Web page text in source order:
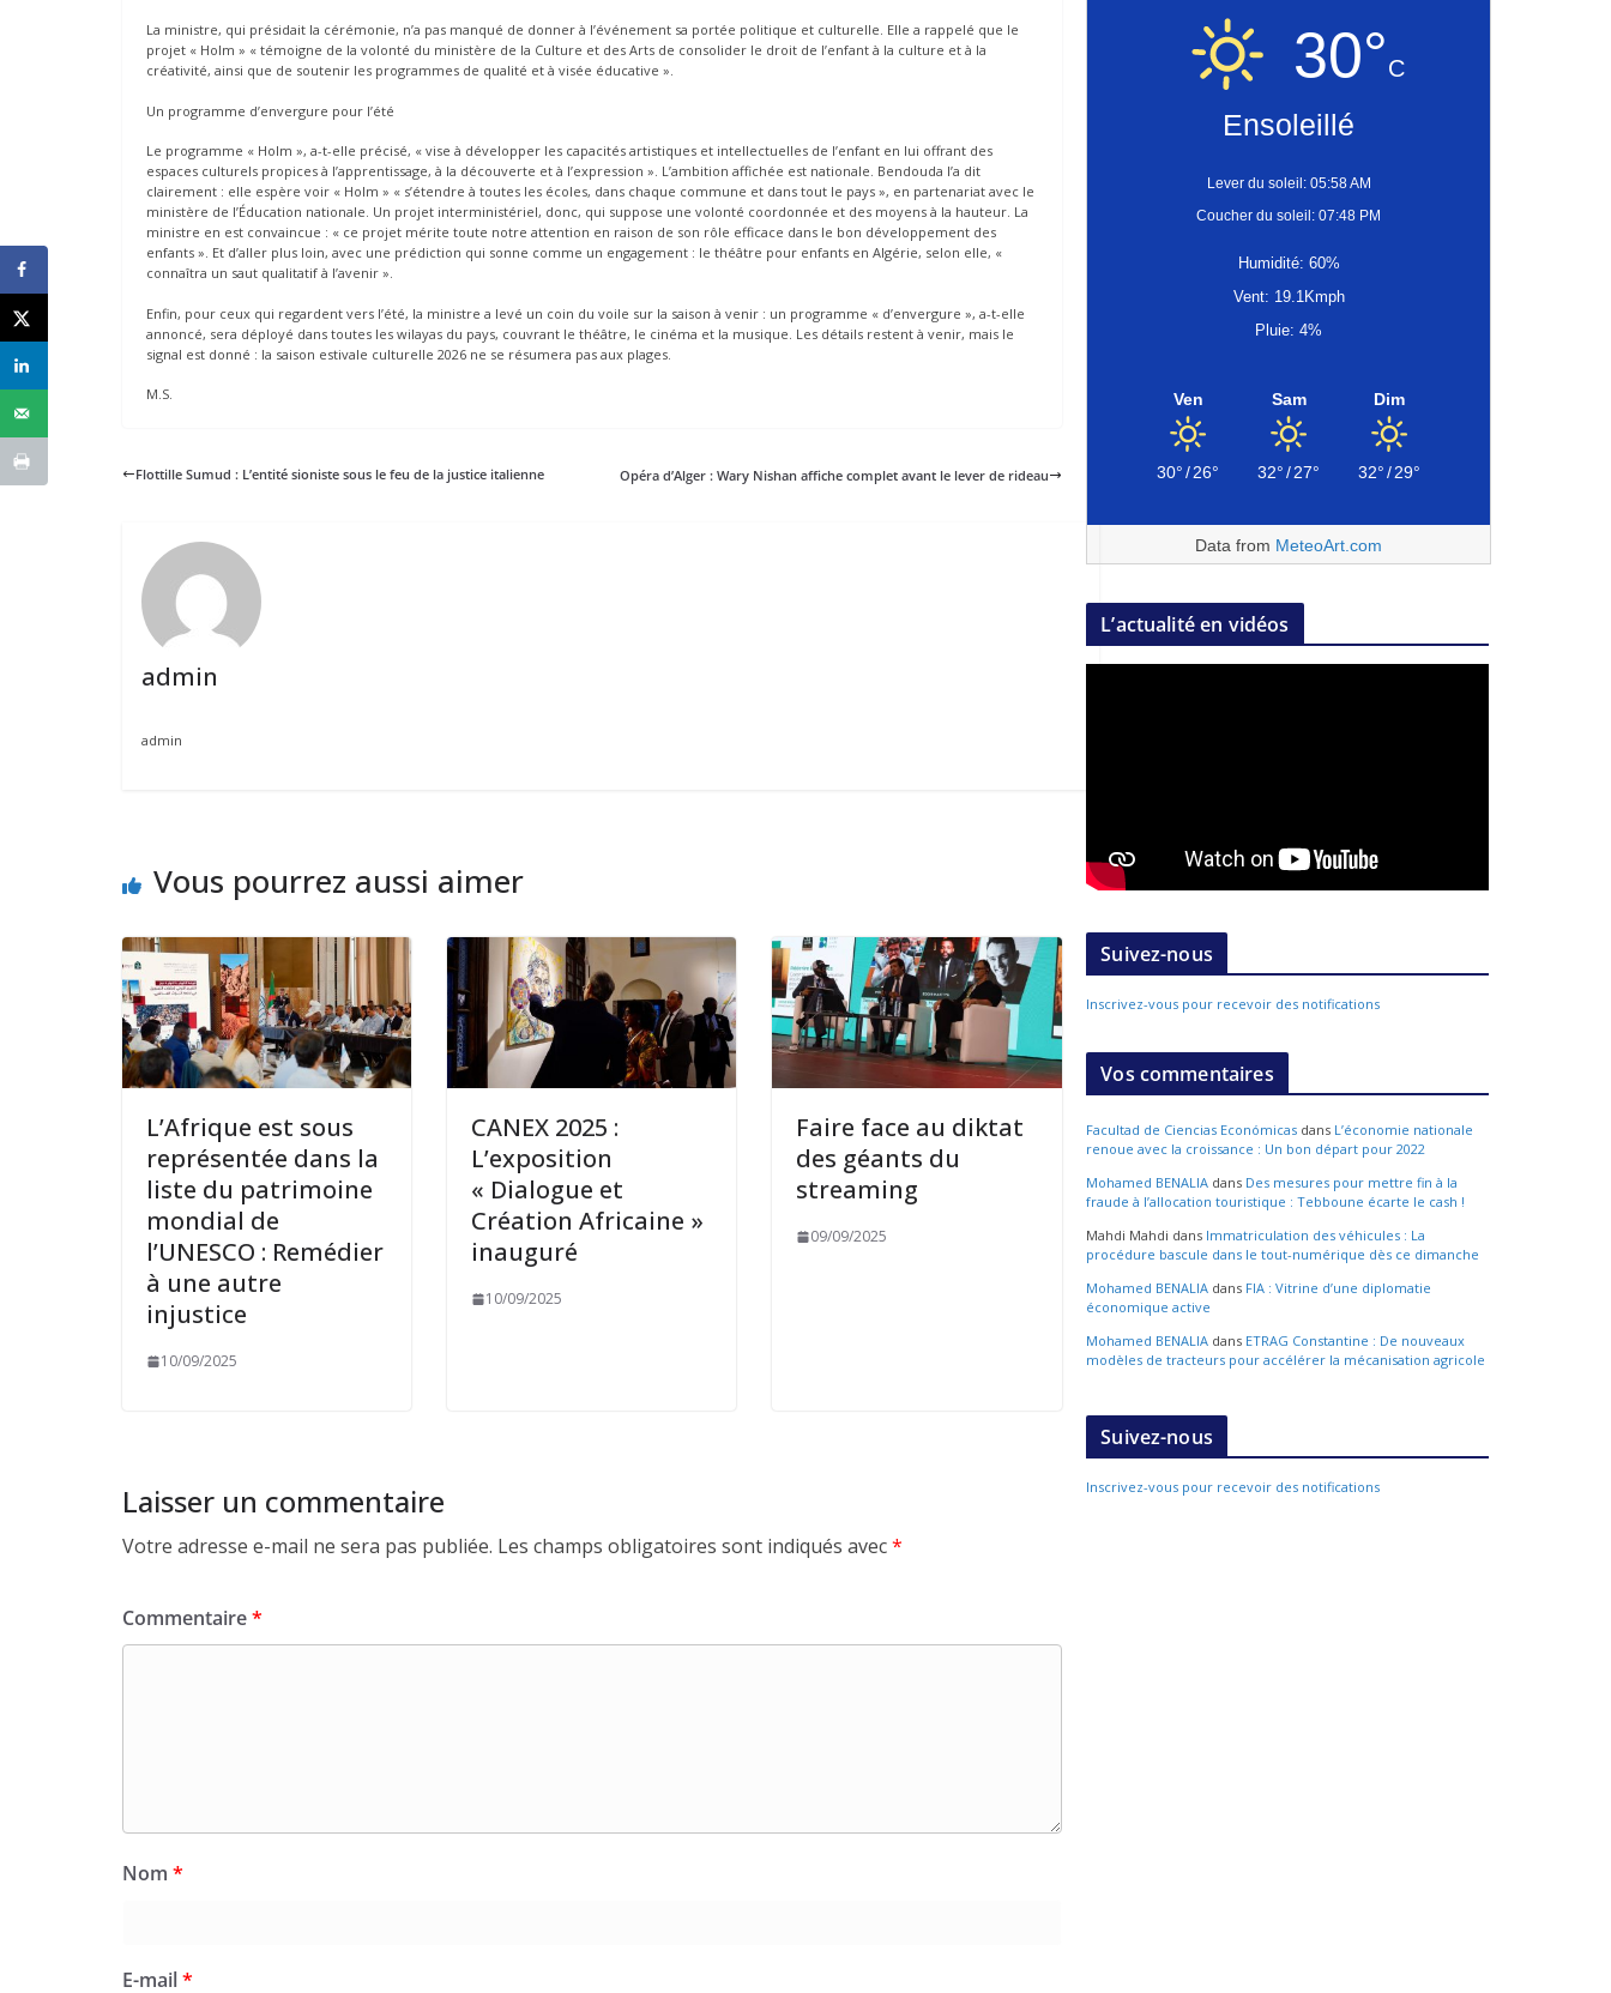
La ministre, qui présidait la cérémonie, n’a pas manqué de donner à l’événement sa portée politique et culturelle. Elle a rappelé que le
projet « Holm » « témoigne de la volonté du ministère de la Culture et des Arts de consolider le droit de l’enfant à la culture et à la
créativité, ainsi que de soutenir les programmes de qualité et à visée éducative ».
Un programme d’envergure pour l’été
Le programme « Holm », a-t-elle précisé, « vise à développer les capacités artistiques et intellectuelles de l’enfant en lui offrant des
espaces culturels propices à l’apprentissage, à la découverte et à l’expression ». L’ambition affichée est nationale. Bendouda l’a dit
clairement : elle espère voir « Holm » « s’étendre à toutes les écoles, dans chaque commune et dans tout le pays », en partenariat avec le
ministère de l’Éducation nationale. Un projet interministériel, donc, qui suppose une volonté coordonnée et des moyens à la hauteur. La
ministre en est convaincue : « ce projet mérite toute notre attention en raison de son rôle efficace dans le bon développement des
enfants ». Et d’aller plus loin, avec une prédiction qui sonne comme un engagement : le théâtre pour enfants en Algérie, selon elle, «
connaîtra un saut qualitatif à l’avenir ».
Enfin, pour ceux qui regardent vers l’été, la ministre a levé un coin du voile sur la saison à venir : un programme « d’envergure », a-t-elle
annoncé, sera déployé dans toutes les wilayas du pays, couvrant le théâtre, le cinéma et la musique. Les détails restent à venir, mais le
signal est donné : la saison estivale culturelle 2026 ne se résumera pas aux plages.
M.S.
Flottille Sumud : L’entité sioniste sous le feu de la justice italienne Opéra d’Alger : Wary Nishan affiche complet avant le lever de rideau
admin
admin
Vous pourrez aussi aimer
L’Afrique est sous
représentée dans la
liste du patrimoine
mondial de
l’UNESCO : Remédier
à une autre
injustice
10/09/2025
CANEX 2025 :
L’exposition
« Dialogue et
Création Africaine »
inauguré
10/09/2025
Faire face au diktat
des géants du
streaming
09/09/2025
Laisser un commentaire
Votre adresse e-mail ne sera pas publiée. Les champs obligatoires sont indiqués avec*
Commentaire*
Nom *
E-mail*
30°C
Ensoleillé
Lever du soleil: 05:58 AM
Coucher du soleil: 07:48 PM
Humidité: 60%
Vent: 19.1Kmph
Pluie: 4%
Ven
30°/26°
Sam
32°/27°
Dim
32°/29°
Data from MeteoArt.com
L’actualité en vidéos
Suivez-nous
Inscrivez-vous pour recevoir des notifications
Vos commentaires
Facultad de Ciencias Económicas dans L’économie nationale
renoue avec la croissance : Un bon départ pour 2022
Mohamed BENALIA dans Des mesures pour mettre fin à la
fraude à l’allocation touristique : Tebboune écarte le cash !
Mahdi Mahdi dans Immatriculation des véhicules : La
procédure bascule dans le tout-numérique dès ce dimanche
Mohamed BENALIA dans FIA : Vitrine d’une diplomatie
économique active
Mohamed BENALIA dans ETRAG Constantine : De nouveaux
modèles de tracteurs pour accélérer la mécanisation agricole
Suivez-nous
Inscrivez-vous pour recevoir des notifications